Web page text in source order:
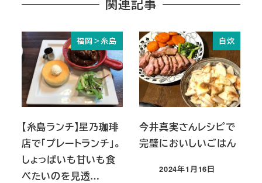
関連記事
福岡＞糸島
【糸島ランチ】星乃珈琲
店で「プレートランチ」。
しょっぱいも甘いも食
べたいのを見透…
自炊
今井真実さんレシピで
完璧においしいごはん
投稿日
2024年1月16日